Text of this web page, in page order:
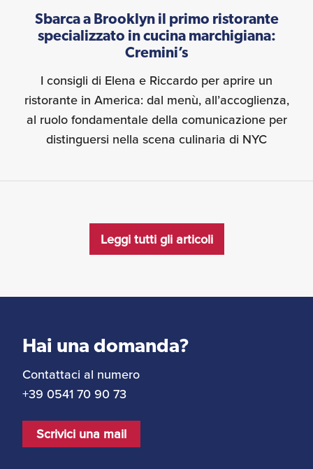
Sbarca a Brooklyn il primo ristorante
specializzato in cucina marchigiana:
Cremini’s
I consigli di Elena e Riccardo per aprire un
ristorante in America: dal menù, all’accoglienza,
al ruolo fondamentale della comunicazione per
distinguersi nella scena culinaria di NYC
Leggi tutti gli articoli
Hai una domanda?
Contattaci al numero
+39 0541 70 90 73
Scrivici una mail